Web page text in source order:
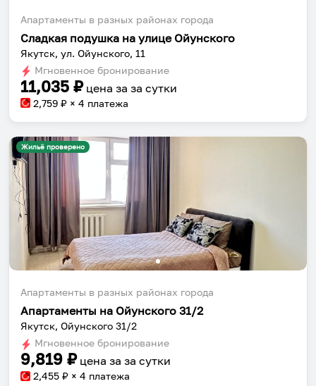
Апартаменты в разных районах города
Сладкая подушка на улице Ойунского
Якутск, ул. Ойунского, 11
Мгновенное бронирование
11,035 ₽ цена за за сутки
2,759 ₽ × 4 платежа
Жильё проверено
Апартаменты в разных районах города
Апартаменты на Ойунского 31/2
Якутск, Ойунского 31/2
Мгновенное бронирование
9,819 ₽ цена за за сутки
2,455 ₽ × 4 платежа
Собери путешествие без сложностей
Сохраняй места, повторяй маршруты, находи
компанию и бронируй жильё в одном
приложении.
Установить приложение